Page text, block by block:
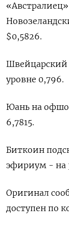
$0,5826.
Швейцарский
уровне 0,796.
Юань на
6,7815.
Биткоин
эфириум - ​на
Оригинал
доступен ‌по